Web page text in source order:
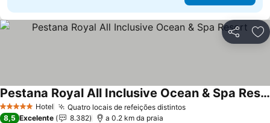
Partilhar
5 Estrelas Hotel Quatro locais de refeições distintosVer preços
Pestana Royal All Inclusive Ocean & Spa Resort
Ver preços
8,5 Excelente 8.382 a 0.2 km da praia